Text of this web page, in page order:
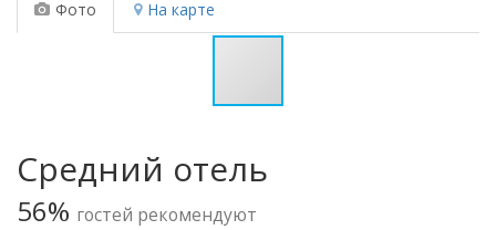
Фото На карте
Средний отель
56% гостей рекомендуют